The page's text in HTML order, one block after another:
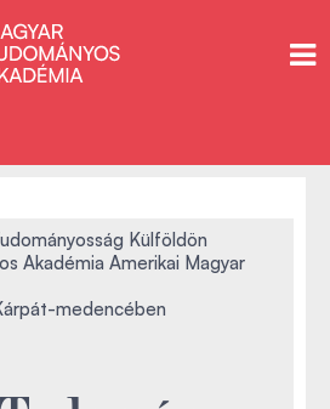
Külföldön
Akadémia Amerikai Magyar
medencében